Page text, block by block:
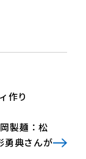
作り
製麺：松
勇典さんが